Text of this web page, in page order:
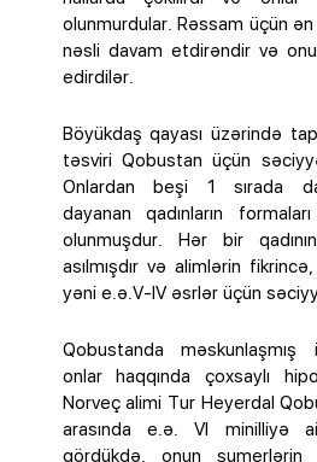
olunmurdular. Rəssam üçün
nəsli davam etdirəndir və
edirdilər.
Böyükdaş qayası üzərində
təsviri Qobustan üçün
Onlardan beşi 1 sırada
dayanan qadınların
olunmuşdur. Hər bir
asılmışdır və alimlərin
yəni e.ə.V-IV əsrlər üçün
Qobustanda məskunlaşmış
onlar haqqında çoxsaylı
Norveç alimi Tur Heyerdal
arasında e.ə. VI minilliyə
gördükdə, onun şumerlərin